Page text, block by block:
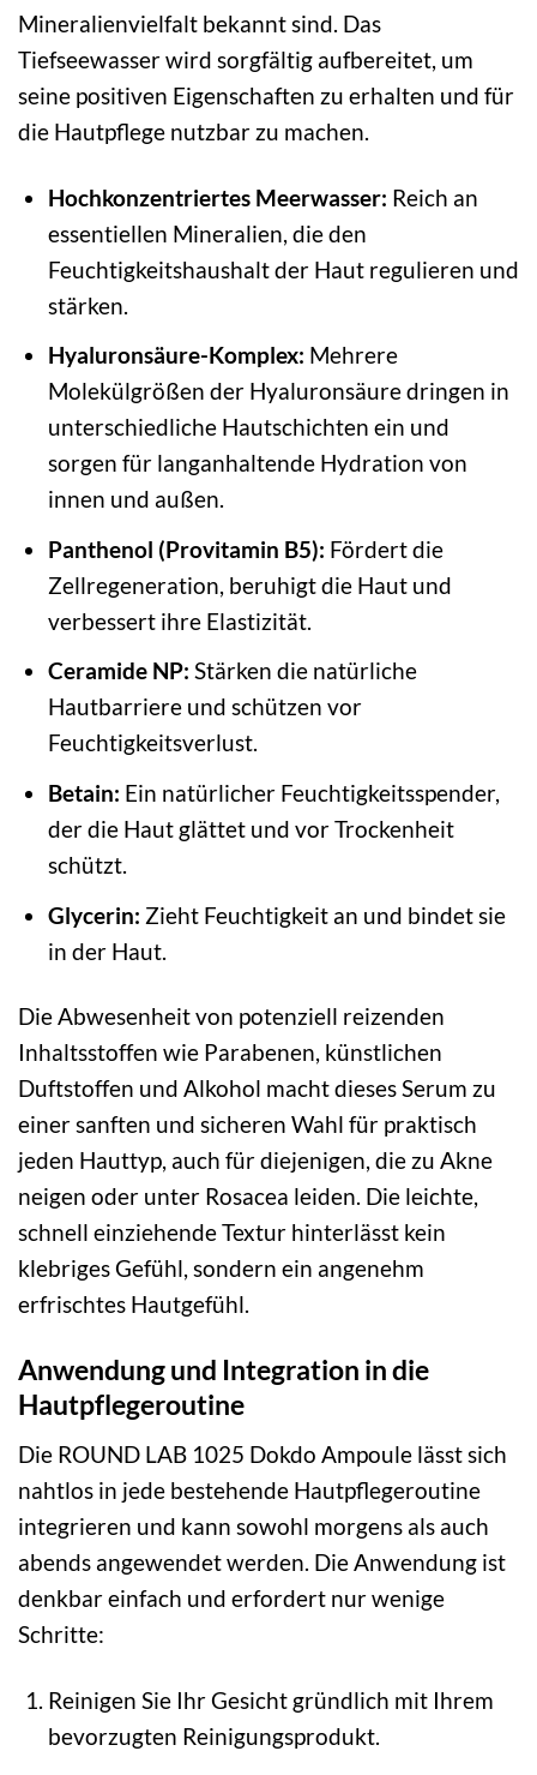
Mineralienvielfalt bekannt sind. Das
Tiefseewasser wird sorgfältig aufbereitet, um
seine positiven Eigenschaften zu erhalten und für
die Hautpflege nutzbar zu machen.
Hochkonzentriertes Meerwasser: Reich an
essentiellen Mineralien, die den
Feuchtigkeitshaushalt der Haut regulieren und
stärken.
Hyaluronsäure-Komplex: Mehrere
Molekülgrößen der Hyaluronsäure dringen in
unterschiedliche Hautschichten ein und
sorgen für langanhaltende Hydration von
innen und außen.
Panthenol (Provitamin B5): Fördert die
Zellregeneration, beruhigt die Haut und
verbessert ihre Elastizität.
Ceramide NP: Stärken die natürliche
Hautbarriere und schützen vor
Feuchtigkeitsverlust.
Betain: Ein natürlicher Feuchtigkeitsspender,
der die Haut glättet und vor Trockenheit
schützt.
Glycerin: Zieht Feuchtigkeit an und bindet sie
in der Haut.
Die Abwesenheit von potenziell reizenden
Inhaltsstoffen wie Parabenen, künstlichen
Duftstoffen und Alkohol macht dieses Serum zu
einer sanften und sicheren Wahl für praktisch
jeden Hauttyp, auch für diejenigen, die zu Akne
neigen oder unter Rosacea leiden. Die leichte,
schnell einziehende Textur hinterlässt kein
klebriges Gefühl, sondern ein angenehm
erfrischtes Hautgefühl.
Anwendung und Integration in die
Hautpflegeroutine
Die ROUND LAB 1025 Dokdo Ampoule lässt sich
nahtlos in jede bestehende Hautpflegeroutine
integrieren und kann sowohl morgens als auch
abends angewendet werden. Die Anwendung ist
denkbar einfach und erfordert nur wenige
Schritte:
Reinigen Sie Ihr Gesicht gründlich mit Ihrem
bevorzugten Reinigungsprodukt.